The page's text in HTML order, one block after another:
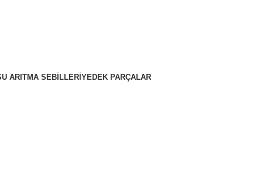
ARITMA SEBILLERI YEDEK PARÇALAR